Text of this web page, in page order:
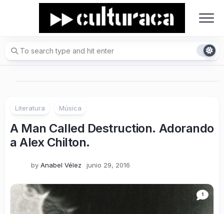
Literatura Música
A Man Called Destruction. Adorando
a Alex Chilton.
by Anabel Vélez junio 29, 2016
1